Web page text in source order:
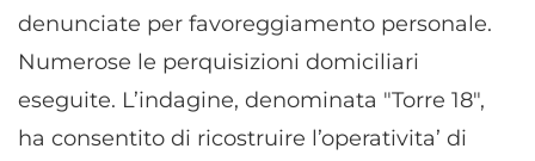
denunciate per favoreggiamento personale.
Numerose le perquisizioni domiciliari
eseguite. L’indagine, denominata "Torre 18",
ha consentito di ricostruire l’operativita’ di